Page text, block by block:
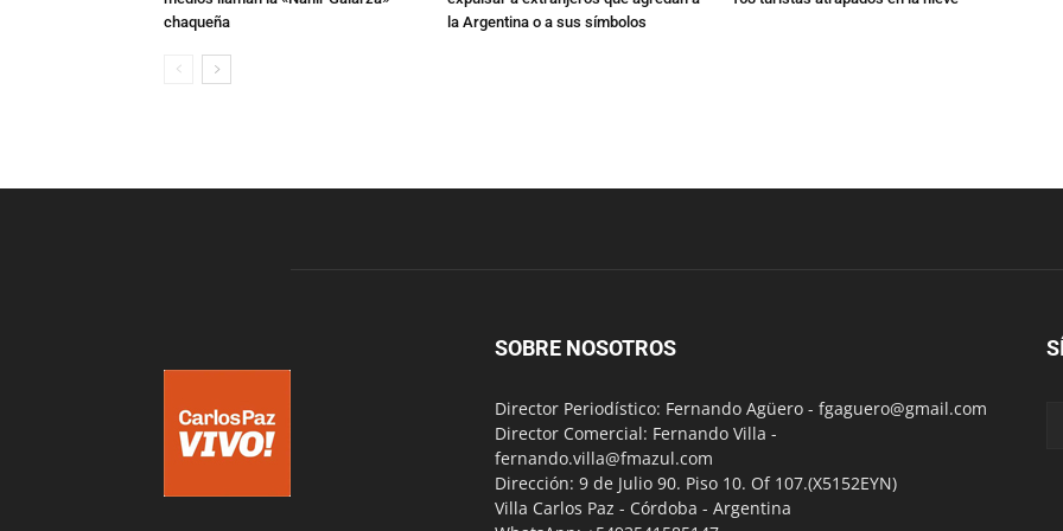
chaqueña
la Argentina o a sus símbolos
SOBRE NOSOTROS
Director Periodístico: Fernando Agüero - fgaguero@gmail.com
Director Comercial: Fernando Villa -
fernando.villa@fmazul.com
Dirección: 9 de Julio 90. Piso 10. Of 107.(X5152EYN)
Villa Carlos Paz - Córdoba - Argentina